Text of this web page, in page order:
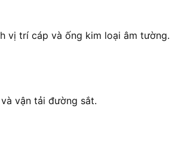
vị trí cáp và ống kim loại âm tường.
vận tải đường sắt.